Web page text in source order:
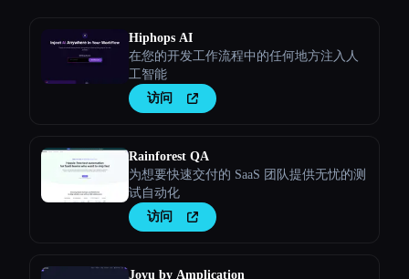
Hiphops AI
在您的开发工作流程中的任何地方注入人
工智能
访问
Rainforest QA
为想要快速交付的 SaaS 团队提供无忧的测
试自动化
访问
Jovu by Amplication